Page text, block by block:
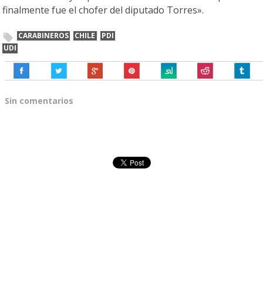
finalmente fue el chofer del diputado Torres».
CARABINEROS CHILE
PDI
UDI
Sin comentarios